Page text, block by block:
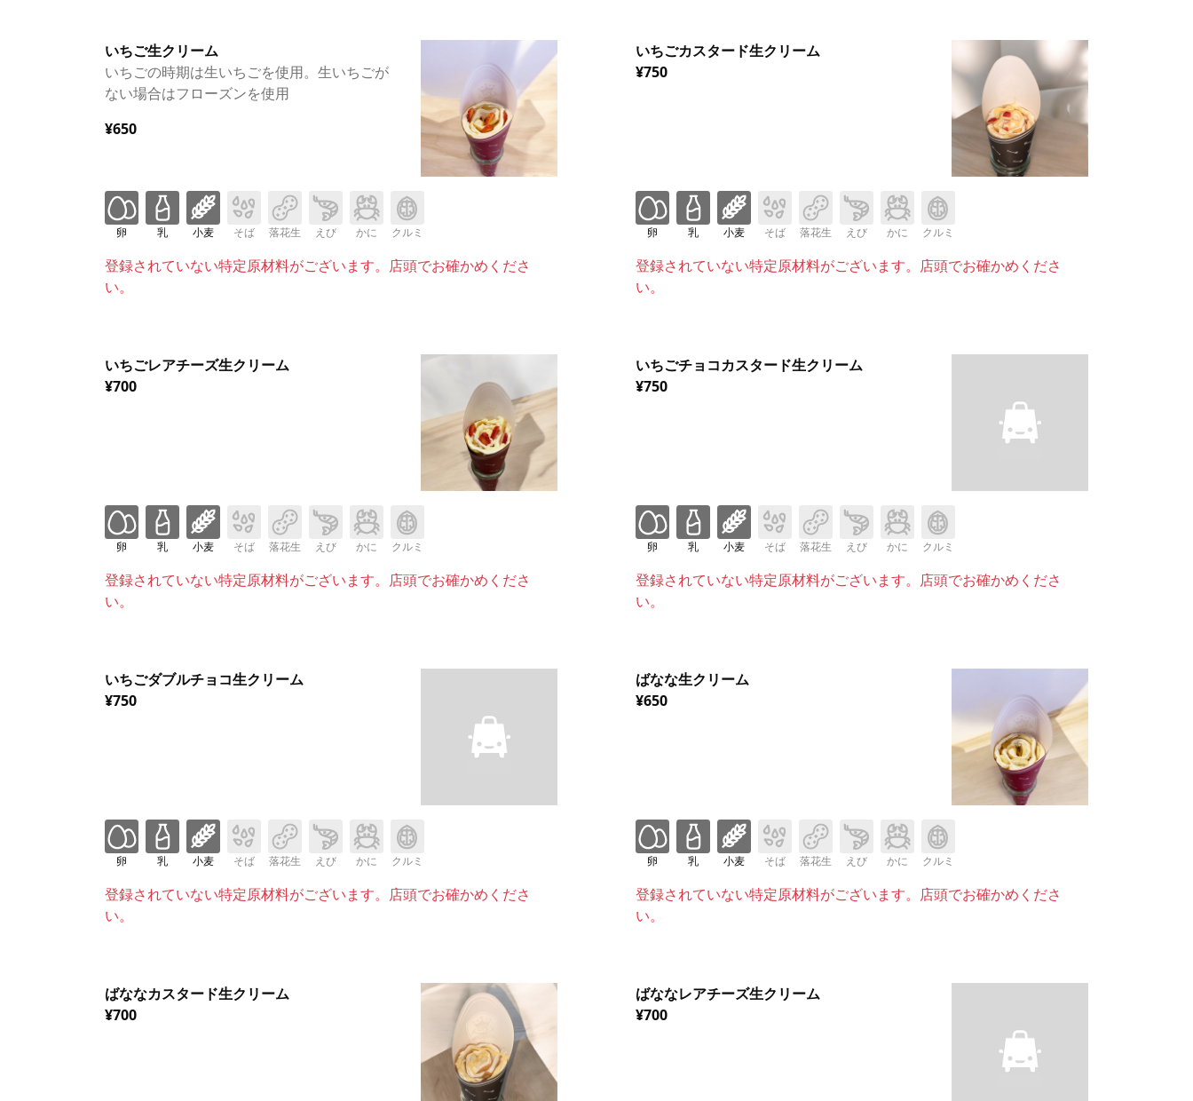
いちご生クリーム
いちごの時期は生いちごを使用。生いちごが
ない場合はフローズンを使用
¥650
卵 乳 小麦 そば 落花生 えび かに クルミ
登録されていない特定原材料がございます。店頭でお確かめくださ
い。
いちごカスタード生クリーム
¥750
卵 乳 小麦 そば 落花生 えび かに クルミ
登録されていない特定原材料がございます。店頭でお確かめくださ
い。
いちごレアチーズ生クリーム
¥700
卵 乳 小麦 そば 落花生 えび かに クルミ
登録されていない特定原材料がございます。店頭でお確かめくださ
い。
いちごチョコカスタード生クリーム
¥750
卵 乳 小麦 そば 落花生 えび かに クルミ
登録されていない特定原材料がございます。店頭でお確かめくださ
い。
いちごダブルチョコ生クリーム
¥750
卵 乳 小麦 そば 落花生 えび かに クルミ
登録されていない特定原材料がございます。店頭でお確かめくださ
い。
ばなな生クリーム
¥650
卵 乳 小麦 そば 落花生 えび かに クルミ
登録されていない特定原材料がございます。店頭でお確かめくださ
い。
ばななカスタード生クリーム
¥700
ばななレアチーズ生クリーム
¥700